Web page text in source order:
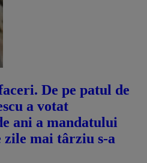
De pe patul de
a votat
ani a mandatului
zile mai târziu s-a